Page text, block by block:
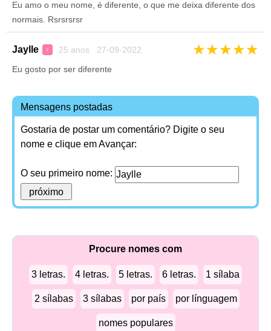
Eu amo o meu nome, é diferente, o que me deixa diferente dos
normais. Rsrsrsrsr
Jaylle ♀ 25 anos 27-09-2022 ★★★★★
Eu gosto por ser diferente
Mensagens postadas
Gostaria de postar um comentário? Digite o seu
nome e clique em Avançar:
O seu primeiro nome:
Procure nomes com
3 letras. 4 letras. 5 letras. 6 letras. 1 sílaba
2 sílabas 3 sílabas por país por línguagem
nomes populares